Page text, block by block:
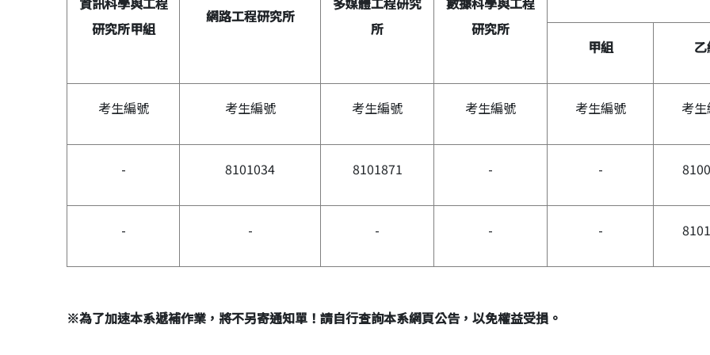
研究所甲組
網路工程研究所
所
研究所
甲組
考生編號 考生編號 考生編號 考生編號 考生編號 考
- 8101034 8101871 - -
- - - - -
※為了加速本系遞補作業，將不另寄通知單！請自行查詢本系網頁公告，以免權益受損。